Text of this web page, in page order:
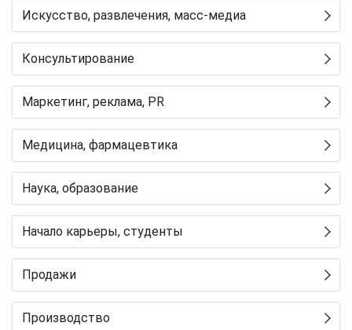
Искусство, развлечения, масс-медиа
Консультирование
Маркетинг, реклама, PR
Медицина, фармацевтика
Наука, образование
Начало карьеры, студенты
Продажи
Производство